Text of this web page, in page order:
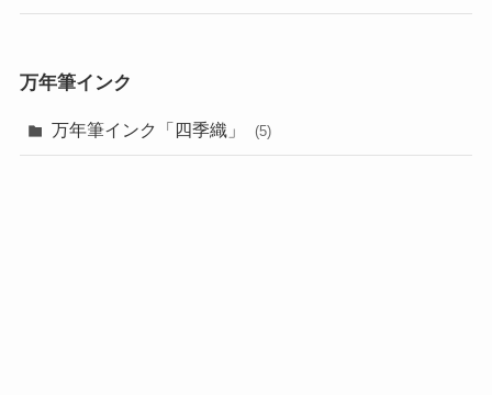
万年筆インク
万年筆インク「四季織」 (5)